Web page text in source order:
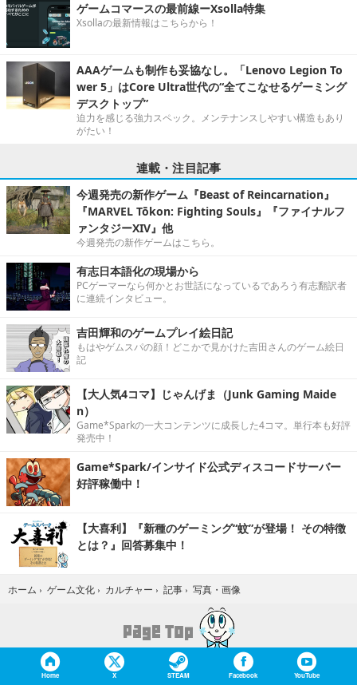
ゲームコマースの最前線ーXsolla特集
Xsollaの最新情報はこちらから！
AAAゲームも制作も妥協なし。「Lenovo Legion To
wer 5」はCore Ultra世代の“全てこなせるゲーミング
デスクトップ”
迫力を感じる強力スペック。メンテナンスしやすい構造もあり
がたい！
連載・注目記事
今週発売の新作ゲーム『Beast of Reincarnation』
『MARVEL Tōkon: Fighting Souls』『ファイナルフ
ァンタジーXIV』他
今週発売の新作ゲームはこちら。
有志日本語化の現場から
PCゲーマーなら何かとお世話になっているであろう有志翻訳者
に連続インタビュー。
吉田輝和のゲームプレイ絵日記
もはやゲムスパの顔！どこかで見かけた吉田さんのゲーム絵日
記
【大人気4コマ】じゃんげま（Junk Gaming Maide
n）
Game*Sparkの一大コンテンツに成長した4コマ。単行本も好評
発売中！
Game*Spark/インサイド公式ディスコードサーバー
好評稼働中！
【大喜利】『新種のゲーミング“蚊”が登場！ その特徴
とは？』回答募集中！
ホーム › ゲーム文化 › カルチャー › 記事 › 写真・画像
Home X STEAM Facebook YouTube